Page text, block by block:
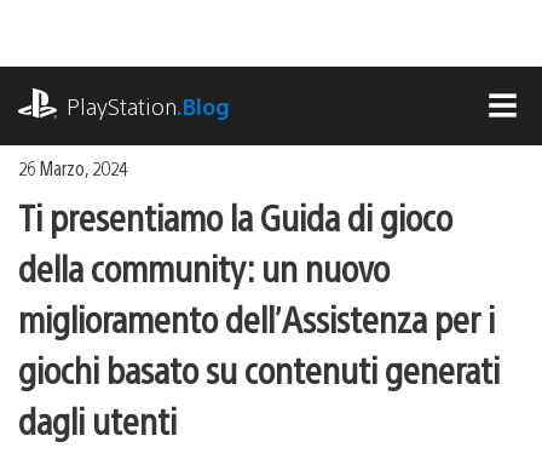
contenuto
PlayStation.Blog
26 Marzo, 2024
Ti presentiamo la Guida di gioco
della community: un nuovo
miglioramento dell’Assistenza per i
giochi basato su contenuti generati
dagli utenti